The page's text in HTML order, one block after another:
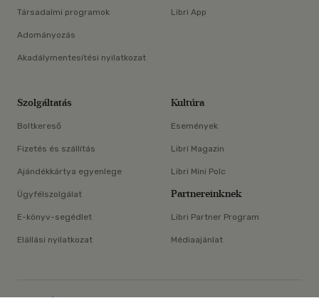
Társadalmi programok
Adományozás
Akadálymentesítési nyilatkozat
Libri App
Szolgáltatás
Boltkereső
Fizetés és szállítás
Ajándékkártya egyenlege
Ügyfélszolgálat
E-könyv-segédlet
Elállási nyilatkozat
Kultúra
Események
Libri Magazin
Libri Mini Polc
Partnereinknek
Libri Partner Program
Médiaajánlat